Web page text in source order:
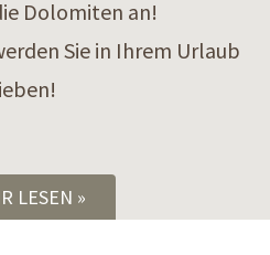
Dolomiten an!
Sie in Ihrem Urlaub
LESEN